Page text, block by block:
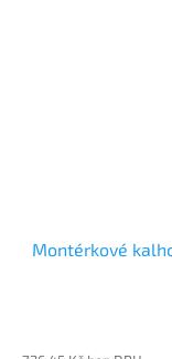
Montérkové